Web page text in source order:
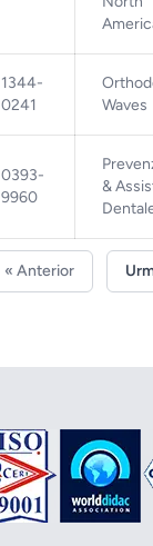
1344-
0241
Waves
0393-
9960
&
« Anterior